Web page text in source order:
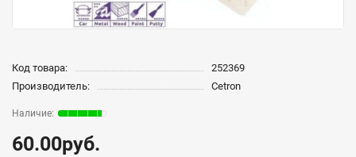
Код товара:
252369
Производитель:
Cetron
60.00руб.